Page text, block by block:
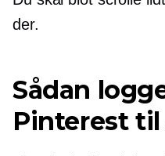
der.
Sådan
Pinterest